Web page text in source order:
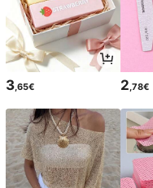
3,65€ 2,78€